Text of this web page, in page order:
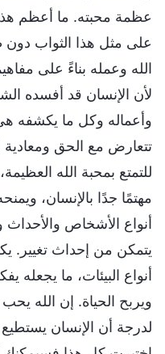
عظمة محبته. ما أعظم
على مثل هذا الثواب دون
الله وعمله بناءً على
لأن الإنسان قد أفسده
وأعماله وكل ما يكشفه
تتعارض مع الحق ومعادية
للتمتع بمحبة الله
مهتمًا جدًا بالإنسان،
أنواع الأشخاص والأحداث
يتمكن من إحداث تغيير.
أنواع البيئات، ما
ويربح الحياة. إن الله
لدرجة أن الإنسان